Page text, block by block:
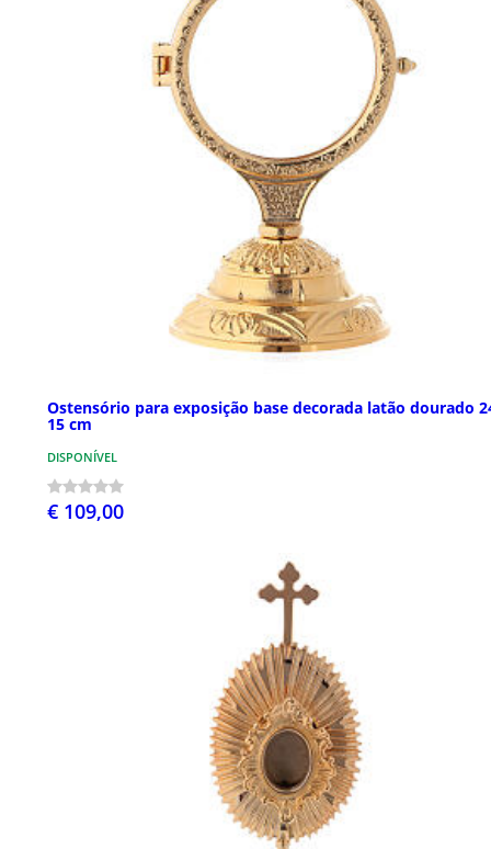
Ostensório para exposição base decorada latão dourado
15 cm
DISPONÍVEL
€ 109,00